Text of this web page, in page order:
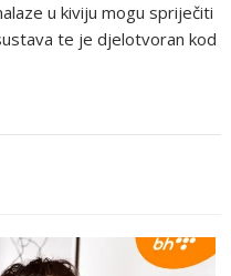
u kiviju mogu spriječiti
te je djelotvoran kod